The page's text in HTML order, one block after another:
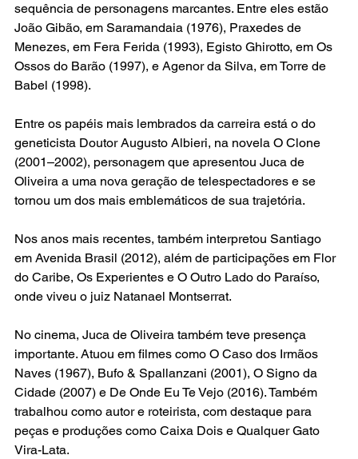
sequência de personagens marcantes. Entre eles estão
João Gibão, em Saramandaia (1976), Praxedes de
Menezes, em Fera Ferida (1993), Egisto Ghirotto, em Os
Ossos do Barão (1997), e Agenor da Silva, em Torre de
Babel (1998).
Entre os papéis mais lembrados da carreira está o do
geneticista Doutor Augusto Albieri, na novela O Clone
(2001–2002), personagem que apresentou Juca de
Oliveira a uma nova geração de telespectadores e se
tornou um dos mais emblemáticos de sua trajetória.
Nos anos mais recentes, também interpretou Santiago
em Avenida Brasil (2012), além de participações em Flor
do Caribe, Os Experientes e O Outro Lado do Paraíso,
onde viveu o juiz Natanael Montserrat.
No cinema, Juca de Oliveira também teve presença
importante. Atuou em filmes como O Caso dos Irmãos
Naves (1967), Bufo & Spallanzani (2001), O Signo da
Cidade (2007) e De Onde Eu Te Vejo (2016). Também
trabalhou como autor e roteirista, com destaque para
peças e produções como Caixa Dois e Qualquer Gato
Vira-Lata.